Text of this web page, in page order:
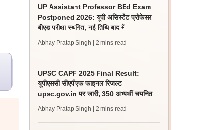
UP Assistant Professor BEd Exam
Postponed 2026: यूपी असिस्टेंट प्रोफेसर
बीएड परीक्षा स्थगित, नई तिथि बाद में
Abhay Pratap Singh | 2 mins read
UPSC CAPF 2025 Final Result:
यूपीएससी सीएपीएफ फाइनल रिजल्ट
upsc.gov.in पर जारी, 350 अभ्यर्थी चयनित
Abhay Pratap Singh | 2 mins read